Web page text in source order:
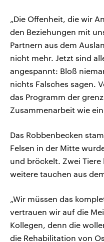
„Die Offenheit, die wir
den Beziehungen mit
Partnern aus dem
nicht mehr. Jetzt sind
angespannt: Bloß
nichts Falsches sagen.
das Programm der
Zusammenarbeit wie
Das Robbenbecken
Felsen in der Mitte
und bröckelt. Zwei Tiere
weitere tauchen aus
„Wir müssen das
vertrauen wir auf die
Kollegen, denn die
die Rehabilitation von